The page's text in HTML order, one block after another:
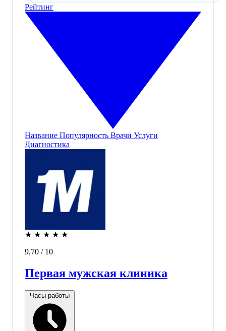
Рейтинг
Название Популярность Врачи Услуги
Диагностика
★ ★ ★ ★ ★
9,70 / 10
Первая мужская клиника
Часы работы